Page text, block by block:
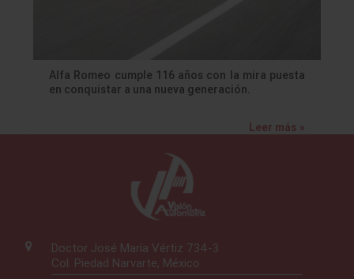
Alfa Romeo cumple 116 años con la mira puesta
en conquistar a una nueva generación.
Leer más »
Doctor José María Vértiz 734-3
Col. Piedad Narvarte, México